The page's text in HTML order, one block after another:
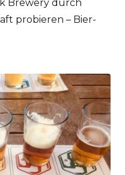
Brewery durch
probieren – Bier-